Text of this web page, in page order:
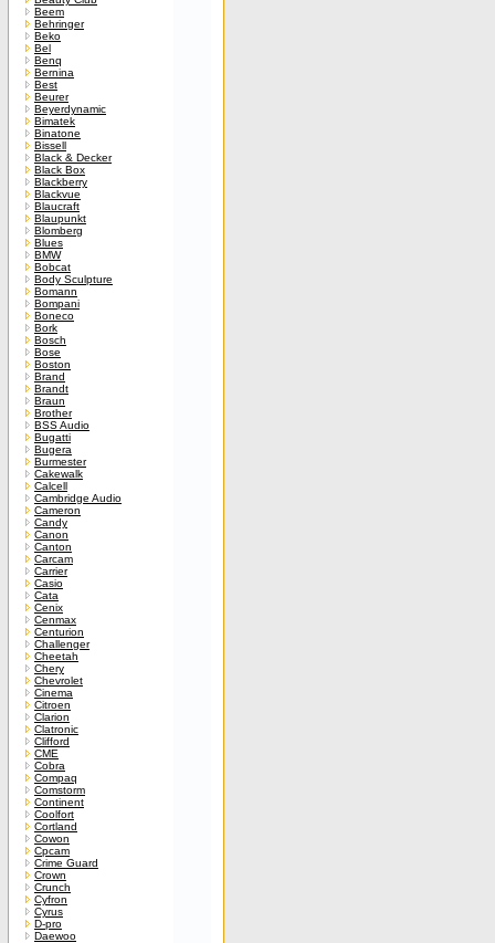
Beem
Behringer
Beko
Bel
Benq
Bernina
Best
Beurer
Beyerdynamic
Bimatek
Binatone
Bissell
Black & Decker
Black Box
Blackberry
Blackvue
Blaucraft
Blaupunkt
Blomberg
Blues
BMW
Bobcat
Body Sculpture
Bomann
Bompani
Boneco
Bork
Bosch
Bose
Boston
Brand
Brandt
Braun
Brother
BSS Audio
Bugatti
Bugera
Burmester
Cakewalk
Calcell
Cambridge Audio
Cameron
Candy
Canon
Canton
Carcam
Carrier
Casio
Cata
Cenix
Cenmax
Centurion
Challenger
Cheetah
Chery
Chevrolet
Cinema
Citroen
Clarion
Clatronic
Clifford
CME
Cobra
Compaq
Comstorm
Continent
Coolfort
Cortland
Cowon
Cpcam
Crime Guard
Crown
Crunch
Cyfron
Cyrus
D-pro
Daewoo